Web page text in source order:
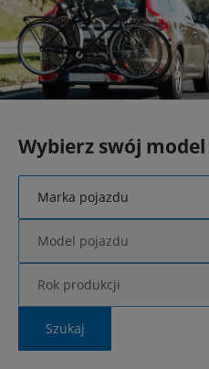
Wybierz swój
Marka pojazdu
Model pojazdu
Rok produkcji
Szukaj